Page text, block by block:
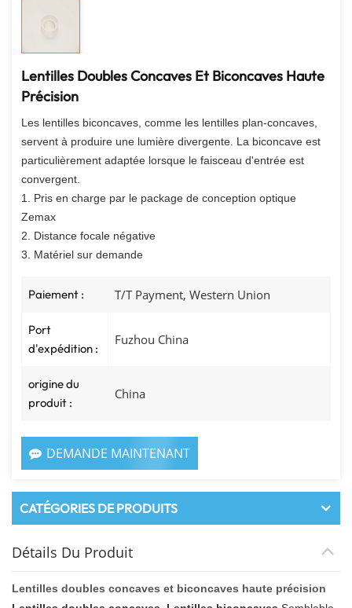
Lentilles Doubles Concaves Et Biconcaves Haute
Précision
Les lentilles biconcaves, comme les lentilles plan-concaves,
servent à produire une lumière divergente. La biconcave est
particulièrement adaptée lorsque le faisceau d'entrée est
convergent.
1. Pris en charge par le package de conception optique
Zemax
2. Distance focale négative
3. Matériel sur demande
Paiement : T/T Payment, Western Union
Port
d'expédition :
Fuzhou China
origine du
produit :
China
DEMANDE MAINTENANT
CATÉGORIES DE PRODUITS
Détails Du Produit
Lentilles doubles concaves et biconcaves haute précision